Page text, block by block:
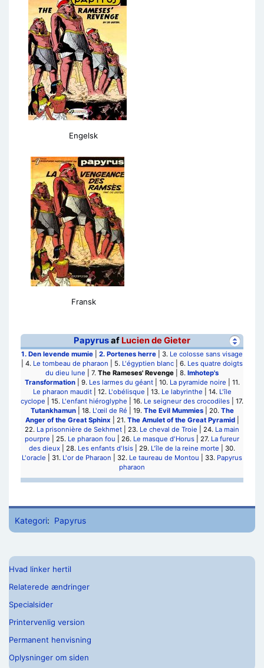
Engelsk
Fransk
Papyrusaf Lucien de Gieter
1. Den levende mumie 2. Portenes herre | 3. Le colosse sans visage
| 4. Le tombeau de pharaon | 5. L'égyptien blanc | 6. Les quatre doigts
du dieu lune | 7. The Rameses' Revenge | 8. Imhotep's
Transformation| 9. Les larmes du géant| 10. La pyramide noire | 11.
Le pharaon maudit| 12. L'obélisque | 13. Le labyrinthe | 14. L'île
cyclope | 15. L'enfant hiéroglyphe | 16. Le seigneur des crocodiles | 17.
Tutankhamun| 18. L'œil de Ré | 19. The Evil Mummies| 20. The
Anger of the Great Sphinx | 21. The Amulet of the Great Pyramid|
22. La prisonnière de Sekhmet | 23. Le cheval de Troie | 24. La main
pourpre | 25. Le pharaon fou | 26. Le masque d'Horus | 27. La fureur
des dieux | 28. Les enfants d'Isis | 29. L'île de la reine morte | 30.
L'oracle | 31. L'or de Pharaon | 32. Le taureau de Montou | 33. Papyrus
pharaon
Kategori: Papyrus
Hvad linker hertil
Relaterede ændringer
Specialsider
Printervenlig version
Permanent henvisning
Oplysninger om siden